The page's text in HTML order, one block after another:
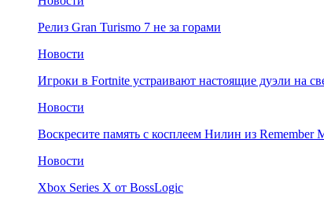
Релиз Gran Turismo 7 не за горами
Новости
Игроки в Fortnite устраивают настоящие дуэли на
Новости
Воскресите память с косплеем Нилин из Remember
Новости
Xbox Series X от BossLogic